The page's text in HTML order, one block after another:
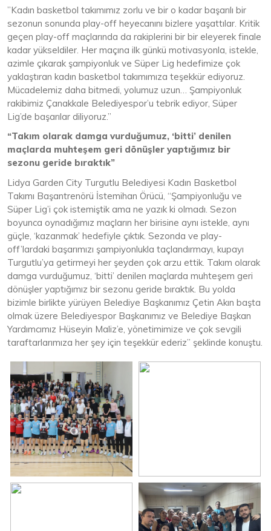
”Kadın basketbol takımımız zorlu ve bir o kadar başarılı bir
sezonun sonunda play-off heyecanını bizlere yaşattılar. Kritik
geçen play-off maçlarında da rakiplerini bir bir eleyerek finale
kadar yükseldiler. Her maçına ilk günkü motivasyonla, istekle,
azimle çıkarak şampiyonluk ve Süper Lig hedefimize çok
yaklaştıran kadın basketbol takımımıza teşekkür ediyoruz.
Mücadelemiz daha bitmedi, yolumuz uzun… Şampiyonluk
rakibimiz Çanakkale Belediyespor’u tebrik ediyor, Süper
Lig’de başarılar diliyoruz.”
“Takım olarak damga vurduğumuz, ‘bitti’ denilen
maçlarda muhteşem geri dönüşler yaptığımız bir
sezonu geride bıraktık”
Lidya Garden City Turgutlu Belediyesi Kadın Basketbol
Takımı Başantrenörü İstemihan Örücü, “Şampiyonluğu ve
Süper Lig’i çok istemiştik ama ne yazık ki olmadı. Sezon
boyunca oynadığımız maçların her birisine aynı istekle, aynı
güçle, ‘kazanmak’ hedefiyle çıktık. Sezonda ve play-
off’lardaki başarımızı şampiyonlukla taçlandırmayı, kupayı
Turgutlu’ya getirmeyi her şeyden çok arzu ettik. Takım olarak
damga vurduğumuz, ‘bitti’ denilen maçlarda muhteşem geri
dönüşler yaptığımız bir sezonu geride bıraktık. Bu yolda
bizimle birlikte yürüyen Belediye Başkanımız Çetin Akın başta
olmak üzere Belediyespor Başkanımız ve Belediye Başkan
Yardımcımız Hüseyin Maliz’e, yönetimimize ve çok sevgili
taraftarlarımıza her şey için teşekkür ederiz” şeklinde konuştu.